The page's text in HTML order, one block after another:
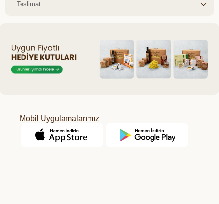
Teslimat
Mobil Uygulamalarımız